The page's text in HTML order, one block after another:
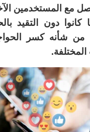
مع المستخدمين
كانوا دون التقيد
من شأنه كسر